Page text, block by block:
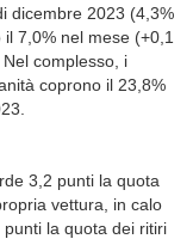
dicembre 2023 (4,3%
7,0% nel mese (+0,1
complesso, i
coprono il 23,8%
3,2 punti la quota
vettura, in calo
punti la quota dei ritiri